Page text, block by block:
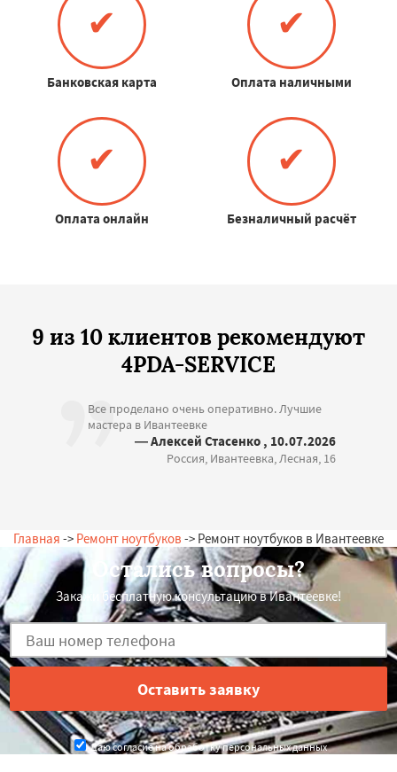
✔
Банковская карта
✔
Оплата наличными
✔
Оплата онлайн
✔
Безналичный расчёт
9 из 10 клиентов рекомендуют
4PDA-SERVICE
Все проделано очень оперативно. Лучшие
мастера в Ивантеевке
— Алексей Стасенко , 10.07.2026
Россия, Ивантеевка, Лесная, 16
Главная -> Ремонт ноутбуков -> Ремонт ноутбуков в Ивантеевке
Остались вопросы?
Закажи бесплатную консультацию в Ивантеевке!
Даю согласие на обработку персональных данных